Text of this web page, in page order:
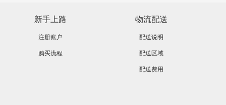
新手上路
注册账户
购买流程
物流配送
配送说明
配送区域
配送费用